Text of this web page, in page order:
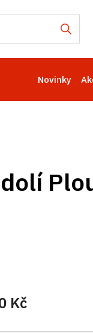
Novinky
Kč